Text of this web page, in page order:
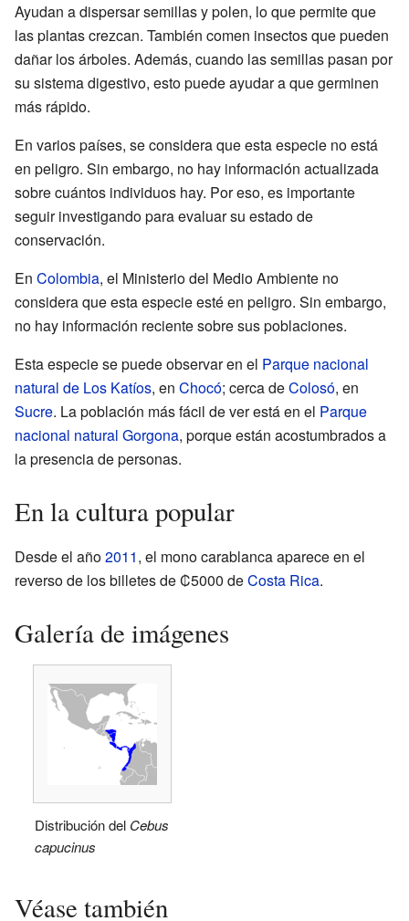
Ayudan a dispersar semillas y polen, lo que permite que
las plantas crezcan. También comen insectos que pueden
dañar los árboles. Además, cuando las semillas pasan por
su sistema digestivo, esto puede ayudar a que germinen
más rápido.
En varios países, se considera que esta especie no está
en peligro. Sin embargo, no hay información actualizada
sobre cuántos individuos hay. Por eso, es importante
seguir investigando para evaluar su estado de
conservación.
En Colombia, el Ministerio del Medio Ambiente no
considera que esta especie esté en peligro. Sin embargo,
no hay información reciente sobre sus poblaciones.
Esta especie se puede observar en el Parque nacional
natural de Los Katíos, en Chocó; cerca deColosó, en
Sucre. La población más fácil de ver está en el Parque
nacional natural Gorgona, porque están acostumbrados a
la presencia de personas.
En la cultura popular
Desde el año2011, el mono carablanca aparece en el
reverso de los billetes de ₡5000 deCosta Rica.
Galería de imágenes
Distribución del Cebus
capucinus
Véase también